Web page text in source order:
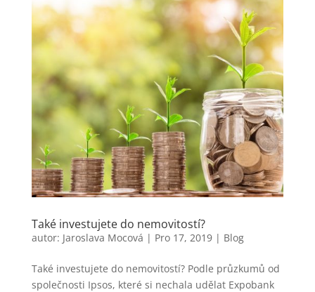
Také investujete do nemovitostí?
autor: Jaroslava Mocová | Pro 17, 2019| Blog
Také investujete do nemovitostí? Podle průzkumů od
společnosti Ipsos, které si nechala udělat Expobank